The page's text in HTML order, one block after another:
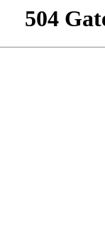
504